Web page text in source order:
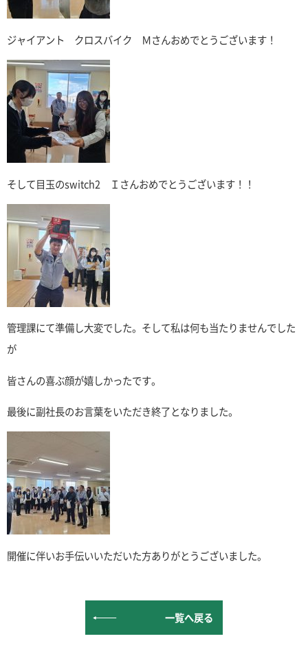
ジャイアント クロスバイク Ｍさんおめでとうございます！
そして目玉のswitch2 Ｉさんおめでとうございます！！
管理課にて準備し大変でした。そして私は何も当たりませんでした
が
皆さんの喜ぶ顔が嬉しかったです。
最後に副社長のお言葉をいただき終了となりました。
開催に伴いお手伝いいただいた方ありがとうございました。
一覧へ戻る